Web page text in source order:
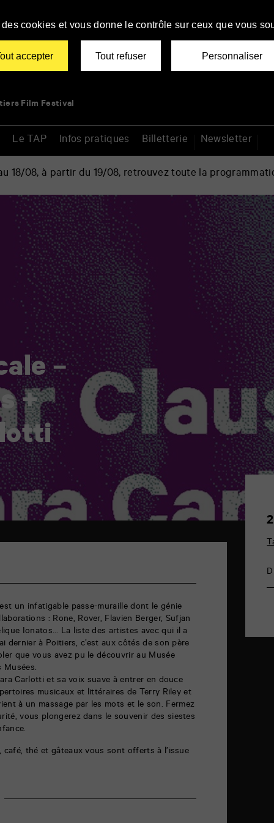
Film Festival
Le TAP Infos pratiques Billetterie Newsletter
18/08, à partir du 19/08, retrouvez toute la
–
+
un infatigable passe-muraille dont le génie
: Rone, Rover, Flavien Berger, Sufjan
Ionatos… La liste des artistes avec qui il a
dernier à Poitiers, c’est aux côtés de son père
que vous avez pu le découvrir au Musée
Musées.
Carlotti et sa voix suave à entrer en douce
musicaux et littéraires de Terry Riley et
à un massage par les mots et le son. Fermez
vous plongerez dans le souvenir des siestes
café, thé et gâteaux vous sont offerts à l’issue
cookies et vous donne le contrôle sur ceux que vous
accepter Tout refuser Personnaliser